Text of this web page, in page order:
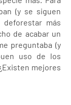
(y se siguen
más
de acabar un
preguntaba (y
uso de los
mejores